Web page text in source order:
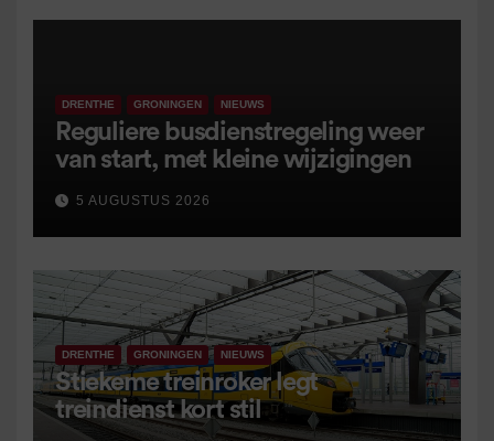
DRENTHE GRONINGEN NIEUWS
Reguliere busdienstregeling weer
van start, met kleine wijzigingen
5 AUGUSTUS 2026
DRENTHE GRONINGEN NIEUWS
Stiekeme treinroker legt
treindienst kort stil